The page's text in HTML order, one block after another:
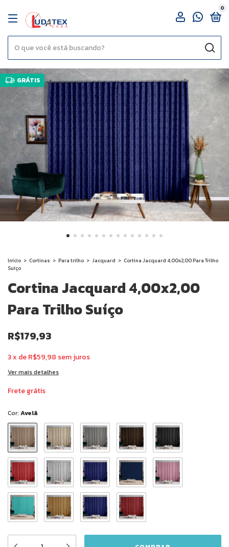
0
GRÁTIS
Início > Cortinas > Para trilho > Jacquard > Cortina Jacquard 4,00x2,00 Para Trilho
Suíço
Cortina Jacquard 4,00x2,00
Para Trilho Suíço
R$179,93
3x deR$59,98 sem juros
Ver mais detalhes
Frete grátis
Cor: Avelã